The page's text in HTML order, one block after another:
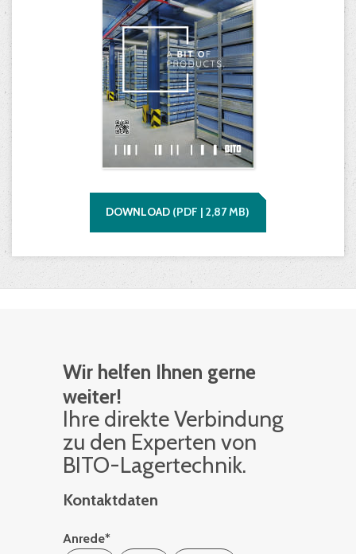
DOWNLOAD (PDF | 2,87MB)
Wir helfen Ihnen gerne
weiter!
Ihre di­rek­te Ver­bin­dung
zu den Ex­per­ten von
BITO-La­ger­tech­nik.
Kontaktdaten
Anrede*